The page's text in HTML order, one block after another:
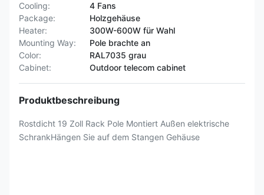
Cooling:
4 Fans
Package:
Holzgehäuse
Heater:
300W-600W für Wahl
Mounting Way:
Pole brachte an
Color:
RAL7035 grau
Cabinet:
Outdoor telecom cabinet
Produktbeschreibung
Rostdicht 19 Zoll Rack Pole Montiert Außen elektrische
SchrankHängen Sie auf dem Stangen Gehäuse